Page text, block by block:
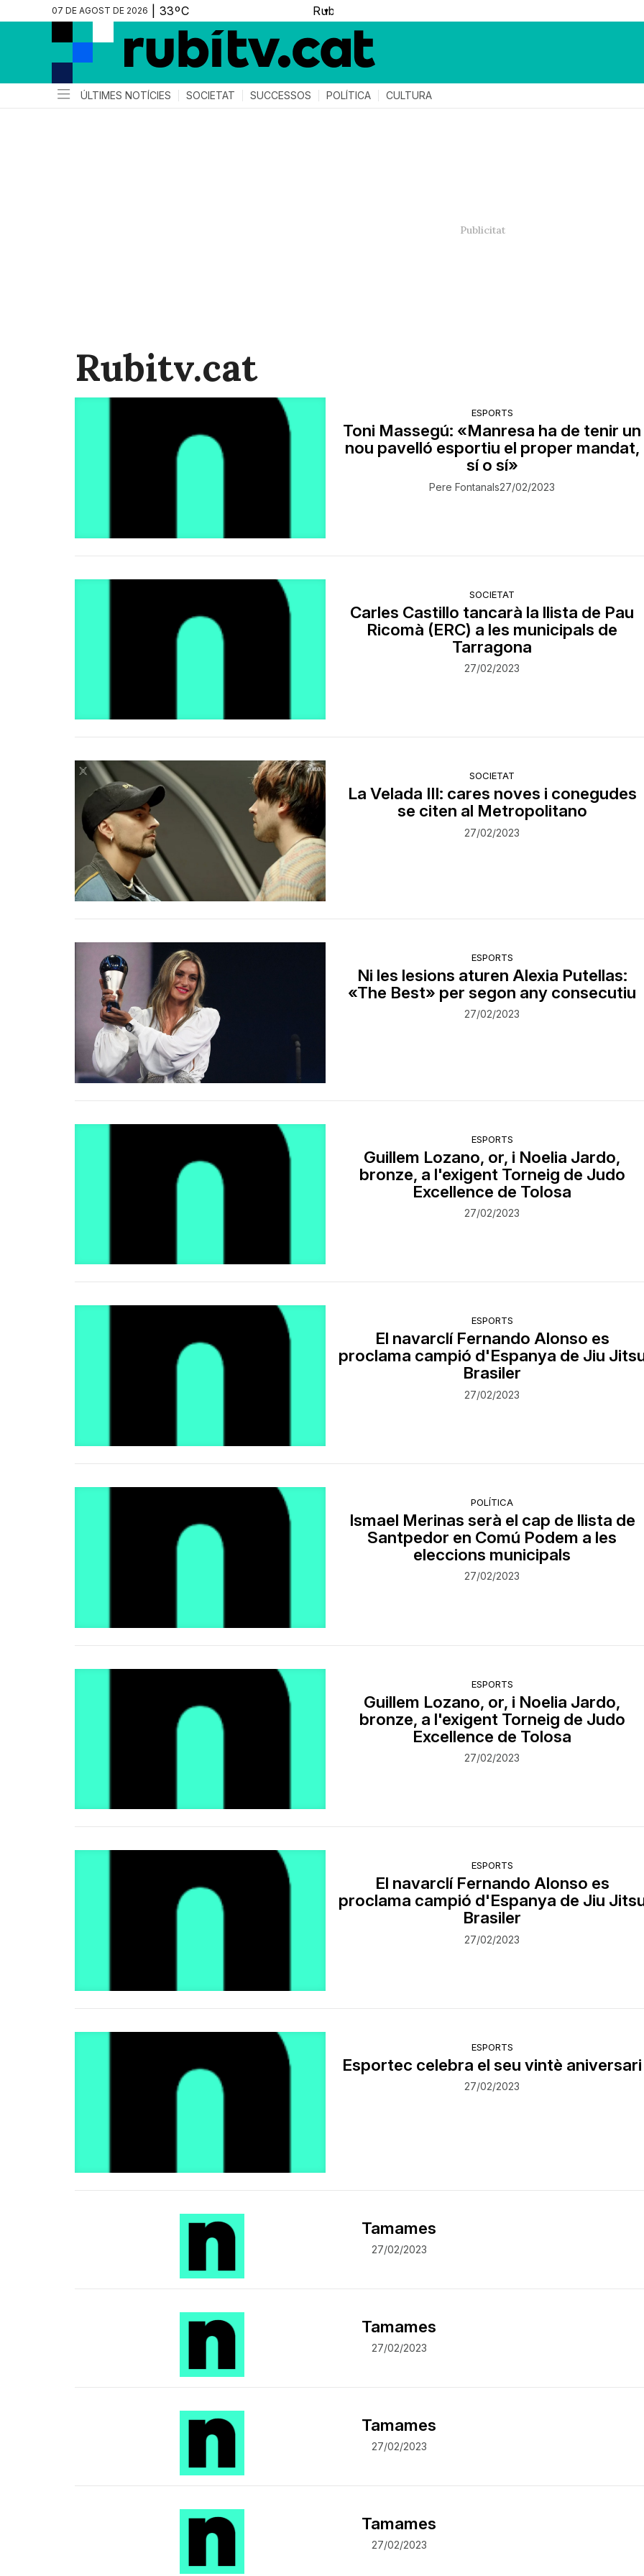
07 DE AGOST DE 2026 ▼
ÚLTIMES NOTÍCIES SOCIETAT SUCCESSOS POLÍTICA CULTURA
Rubitv.cat
ESPORTS
Toni Massegú: «Manresa ha de tenir un
nou pavelló esportiu el proper mandat,
sí o sí»
Pere Fontanals27/02/2023
SOCIETAT
Carles Castillo tancarà la llista de Pau
Ricomà (ERC) a les municipals de
Tarragona
27/02/2023
SOCIETAT
La Velada III: cares noves i conegudes
se citen al Metropolitano
27/02/2023
ESPORTS
Ni les lesions aturen Alexia Putellas:
«The Best» per segon any consecutiu
27/02/2023
ESPORTS
Guillem Lozano, or, i Noelia Jardo,
bronze, a l'exigent Torneig de Judo
Excellence de Tolosa
27/02/2023
ESPORTS
El navarclí Fernando Alonso es
proclama campió d'Espanya de Jiu
Brasiler
27/02/2023
POLÍTICA
Ismael Merinas serà el cap de llista de
Santpedor en Comú Podem a les
eleccions municipals
27/02/2023
ESPORTS
Guillem Lozano, or, i Noelia Jardo,
bronze, a l'exigent Torneig de Judo
Excellence de Tolosa
27/02/2023
ESPORTS
El navarclí Fernando Alonso es
proclama campió d'Espanya de Jiu
Brasiler
27/02/2023
ESPORTS
Esportec celebra el seu vintè aniversari
27/02/2023
Tamames
27/02/2023
Tamames
27/02/2023
Tamames
27/02/2023
Tamames
27/02/2023